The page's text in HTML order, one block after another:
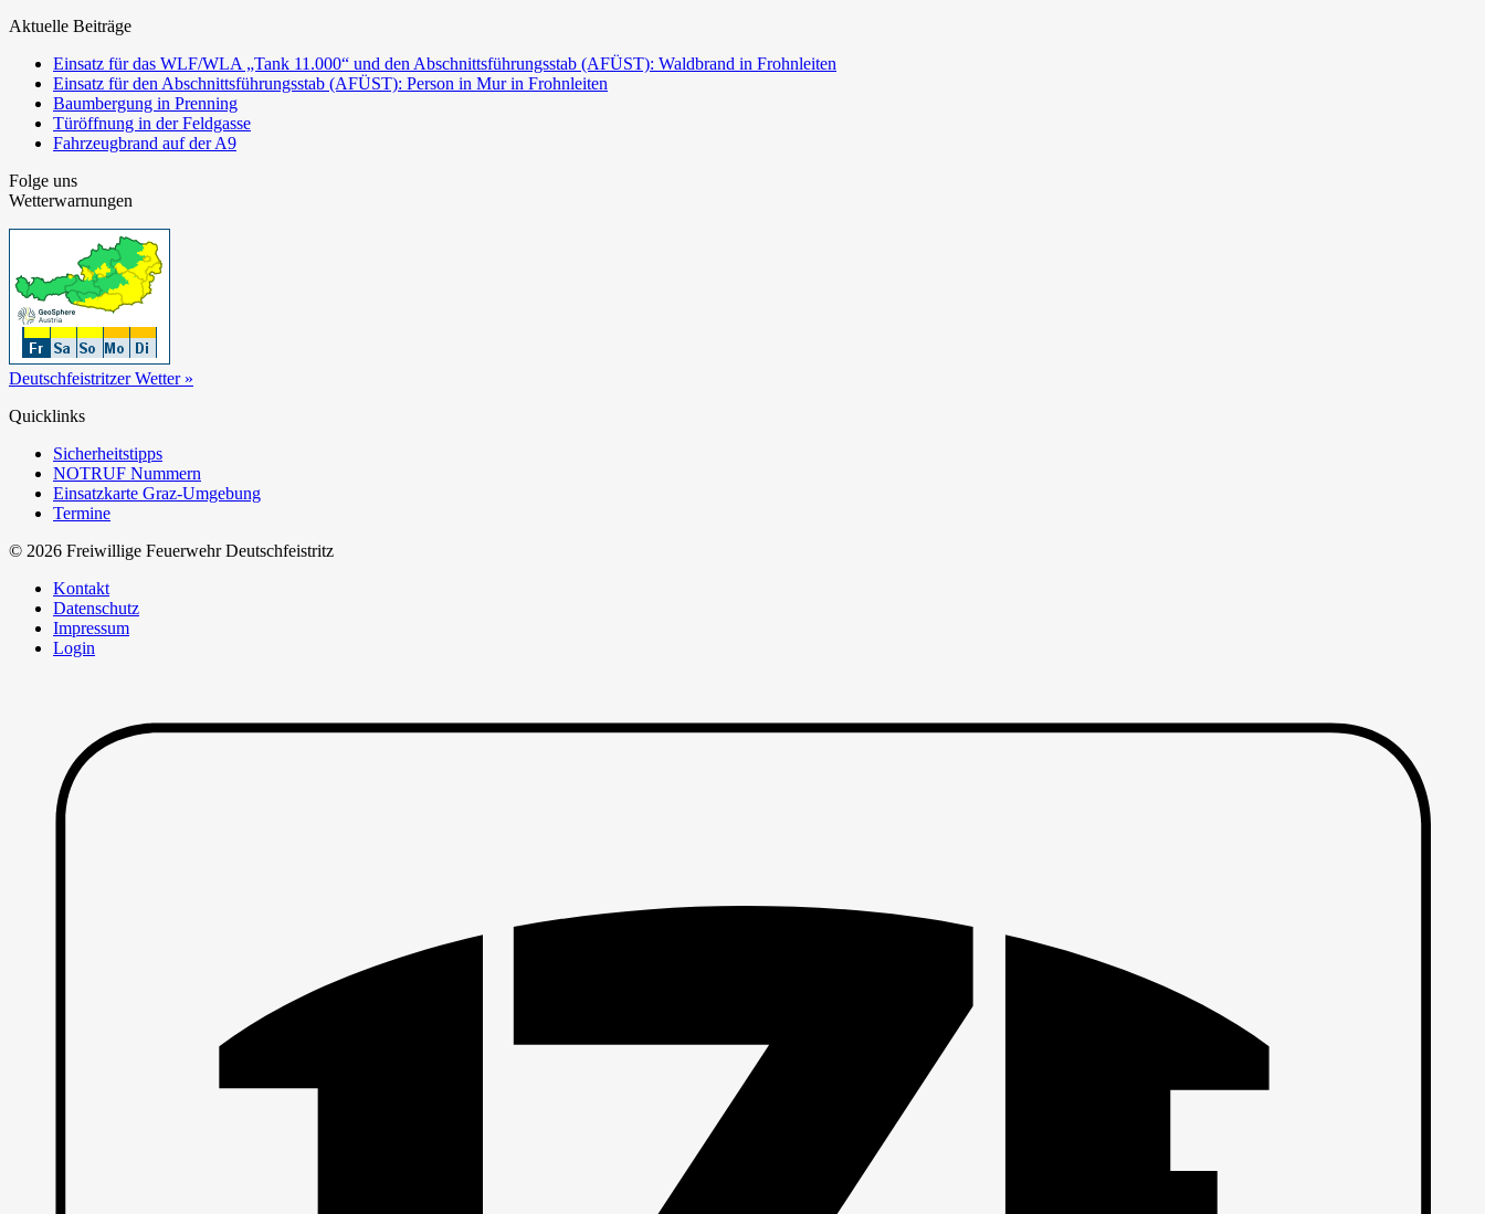
Aktuelle Beiträge
Einsatz für das WLF/WLA „Tank 11.000“ und den Abschnittsführungsstab (AFÜST): Waldbrand in Frohnleiten
Einsatz für den Abschnittsführungsstab (AFÜST): Person in Mur in Frohnleiten
Baumbergung in Prenning
Türöffnung in der Feldgasse
Fahrzeugbrand auf der A9
Folge uns
Wetterwarnungen
Deutschfeistritzer Wetter »
Quicklinks
Sicherheitstipps
NOTRUF Nummern
Einsatzkarte Graz-Umgebung
Termine
© 2026 Freiwillige Feuerwehr Deutschfeistritz
Kontakt
Datenschutz
Impressum
Login